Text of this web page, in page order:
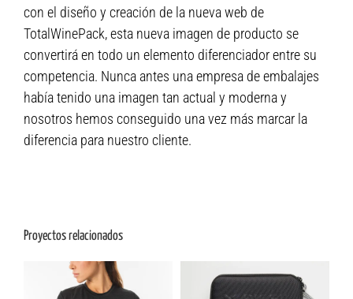
con el diseño y creación de la nueva web de
TotalWinePack, esta nueva imagen de producto se
convertirá en todo un elemento diferenciador entre su
competencia. Nunca antes una empresa de embalajes
había tenido una imagen tan actual y moderna y
nosotros hemos conseguido una vez más marcar la
diferencia para nuestro cliente.
Proyectos relacionados